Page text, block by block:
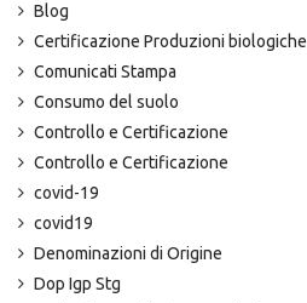
Blog
Certificazione Produzioni biologiche
Comunicati Stampa
Consumo del suolo
Controllo e Certificazione
Controllo e Certificazione
covid-19
covid19
Denominazioni di Origine
Dop Igp Stg